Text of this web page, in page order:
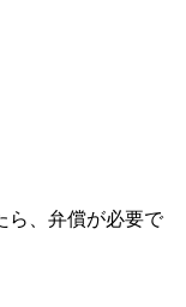
ら、弁償が必要で